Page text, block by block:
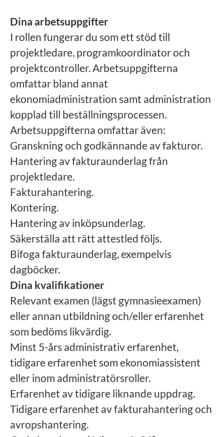
Dina arbetsuppgifter
I rollen fungerar du som ett stöd till
projektledare, programkoordinator och
projektcontroller. Arbetsuppgifterna
omfattar bland annat
ekonomiadministration samt administration
kopplad till beställningsprocessen.
Arbetsuppgifterna omfattar även:
Granskning och godkännande av fakturor.
Hantering av fakturaunderlag från
projektledare.
Fakturahantering.
Kontering.
Hantering av inköpsunderlag.
Säkerställa att rätt attestled följs.
Bifoga fakturaunderlag, exempelvis
dagböcker.
Dina kvalifikationer
Relevant examen (lägst gymnasieexamen)
eller annan utbildning och/eller erfarenhet
som bedöms likvärdig.
Minst 5-års administrativ erfarenhet,
tidigare erfarenhet som ekonomiassistent
eller inom administratörsroller.
Erfarenhet av tidigare liknande uppdrag.
Tidigare erfarenhet av fakturahantering och
avropshantering.